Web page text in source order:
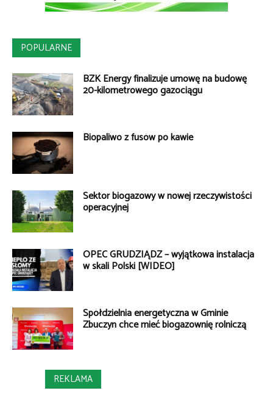
POPULARNE
BZK Energy finalizuje umowę na budowę
20-kilometrowego gazociągu
Biopaliwo z fusów po kawie
Sektor biogazowy w nowej rzeczywistości
operacyjnej
OPEC GRUDZIĄDZ – wyjątkowa instalacja
w skali Polski [WIDEO]
Spółdzielnia energetyczna w Gminie
Zbuczyn chce mieć biogazownię rolniczą
REKLAMA